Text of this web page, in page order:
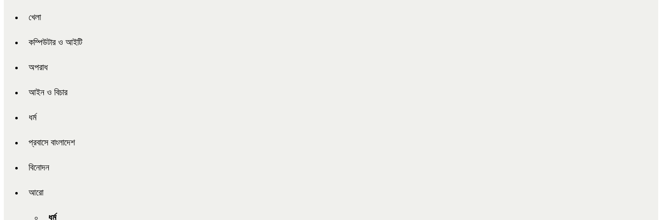
খেলা
কম্পিউটার ও আইটি
অপরাধ
আইন ও বিচার
ধর্ম
প্রবাসে বাংলাদেশ
বিনোদন
আরো
ধর্ম